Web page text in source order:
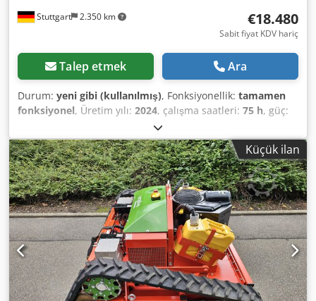
Stuttgart 2.350 km €18.480
Sabit fiyat KDV hariç
Talep etmek Ara
Durum: yeni gibi (kullanılmış), Fonksiyonellik: tamamen
fonksiyonel, Üretim yılı: 2024, çalışma saatleri: 75 h, güç:
, yakıt türü:
hidrostatik, Agria 5900 Tayfun Profi - Hidrolik ekipman
taşıyıcısı Dwjdpfx Acov Ecdksgea Teknik detaylar: Elektrikli
marşlı 23hp gücünde Kawasaki 2 silindirli dört zamanlı
benzinli motor Şanzıman: tek diskli kuru kavramalı sürekli
değişken hidrostatik tahrik Hızlar: İleri: 0-7 km/h, Geri: 0 -
3,6 km/h Gidona: kauçuk monteli ve aletsiz yükseklik ve yan
ayarlanabilir Direksiyon: Hidrolik direksiyon (Holm-Aktif
direksiyon) Lastikler: 23 x 8.50 - 12 AS Standart donanım:
lastikler, servis ve park freni, saat sayacı, manuel
çalıştırma, elektrikli marş, soket Yakıt: kurşunsuz benzin
Ağırlık: yaklaşık 221,00 kg Özellikler: Holm-Aktiv direksiyonu
Küçük ilan